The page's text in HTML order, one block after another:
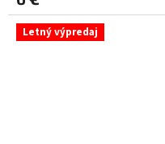
Letný výpredaj